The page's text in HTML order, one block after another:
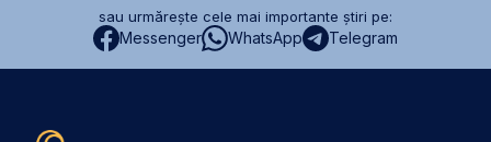
sau urmărește cele mai importante știri pe:
Messenger WhatsApp Telegram